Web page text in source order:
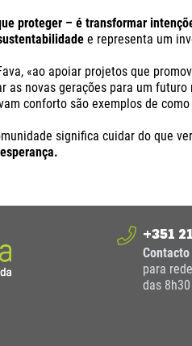
proteger – é transformar
e representa um
«ao apoiar projetos que
as novas gerações para um
conforto são exemplos de
significa cuidar do que
+351
para
das